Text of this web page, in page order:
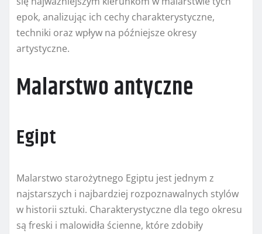
epok, analizując ich cechy charakterystyczne,
techniki oraz wpływ na późniejsze okresy
artystyczne.
Malarstwo antyczne
Egipt
Malarstwo starożytnego Egiptu jest jednym z
najstarszych i najbardziej rozpoznawalnych stylów
w historii sztuki. Charakterystyczne dla tego okresu
są freski i malowidła ścienne, które zdobiły